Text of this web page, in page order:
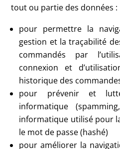
tout ou partie des données :
pour permettre la
gestion et la traçabilité
commandés par
connexion et
historique des
pour prévenir et
informatique
informatique utilisé pour
le mot de passe (hashé)
pour améliorer la